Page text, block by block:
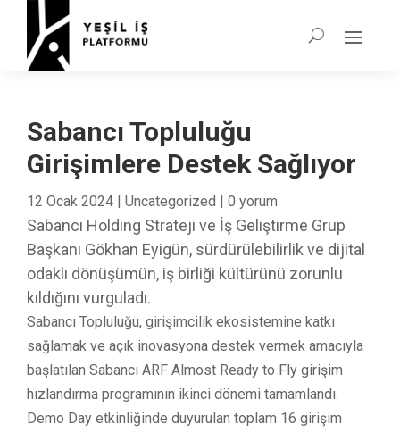
Sabancı Topluluğu
Girişimlere Destek Sağlıyor
12 Ocak 2024 | Uncategorized | 0 yorum
Sabancı Holding Strateji ve İş Geliştirme Grup
Başkanı Gökhan Eyigün, sürdürülebilirlik ve dijital
odaklı dönüşümün, iş birliği kültürünü zorunlu
kıldığını vurguladı.
Sabancı Topluluğu, girişimcilik ekosistemine katkı
sağlamak ve açık inovasyona destek vermek amacıyla
başlatılan Sabancı ARF Almost Ready to Fly girişim
hızlandırma programının ikinci dönemi tamamlandı.
Demo Day etkinliğinde duyurulan toplam 16 girişim